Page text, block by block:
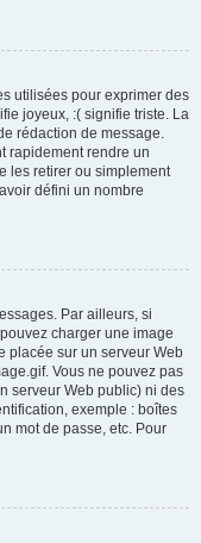
utilisées pour exprimer des
joyeux, :( signifie triste. La
rédaction de message.
rapidement rendre un
les retirer ou simplement
défini un nombre
Par ailleurs, si
charger une image
placée sur un serveur Web
Vous ne pouvez pas
serveur Web public) ni des
exemple : boîtes
mot de passe, etc. Pour